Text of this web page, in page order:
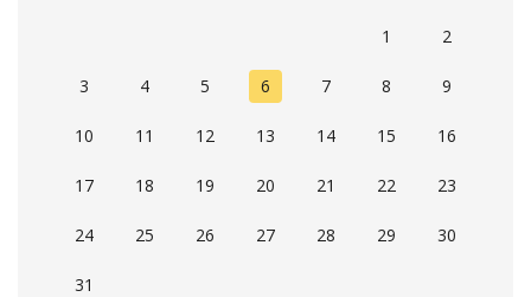
1 2
3 4 5 6 7 8 9
10 11 12 13 14 15 16
17 18 19 20 21 22 23
24 25 26 27 28 29 30
31